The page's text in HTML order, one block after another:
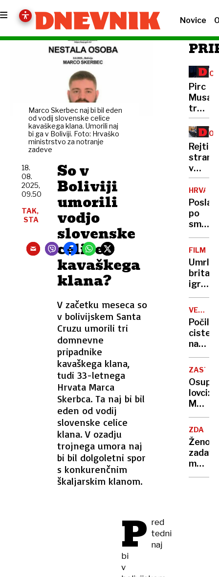
Novice
Marco Skerbec naj bi bil eden
od vodij slovenske celice
kavaškega klana. Umorili naj
bi ga v Boliviji. Foto: Hrvaško
ministrstvo za notranje
zadeve
So v
Boliviji
umorili
vodjo
slovenske
celice
kavaškega
klana?
V začetku meseca so
v bolivijskem Santa
Cruzu umorili tri
domnevne
pripadnike
kavaškega klana,
tudi 33-letnega
Hrvata Marca
Skerbca. Ta naj bi bil
eden od vodij
slovenske celice
klana. V ozadju
trojnega umora naj
bi bil dolgoletni spor
s konkurenčnim
škaljarskim klanom.
18.
08.
2025,
09.50
TAK,
STA
P red
tedni
naj
bi
v
Pirc
Musar
trdno
na
čelu
padec
Tonina
VOX
strank
v
padec
v
SDS
po
smrti
na
širil
lažne
novice
FILM
Umrl
igralec
Stamp
Počila
na
spolzki
cesti
se je
33
vozil
Osupli
lovci:
Meso
divjih
je
bilo
modro
ZDA
Ženo
zadavil
med